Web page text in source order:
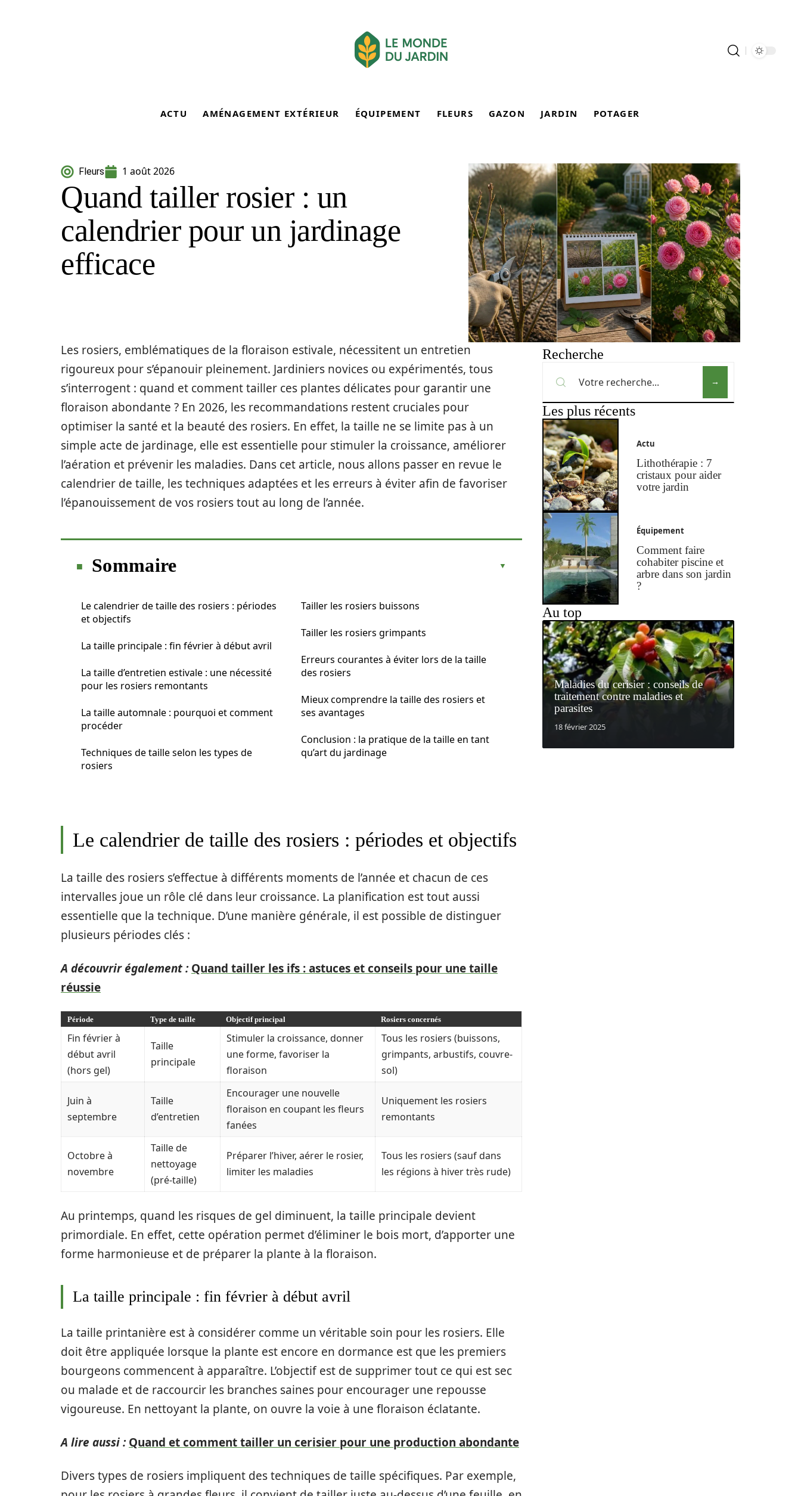
ACTU AMÉNAGEMENT EXTÉRIEUR ÉQUIPEMENT FLEURS GAZON JARDIN POTAGER
Fleurs 1 août 2026
Quand tailler rosier : un
calendrier pour un jardinage
efficace
Les rosiers, emblématiques de la floraison estivale, nécessitent un entretien
rigoureux pour s’épanouir pleinement. Jardiniers novices ou expérimentés, tous
s’interrogent : quand et comment tailler ces plantes délicates pour garantir une
floraison abondante ? En 2026, les recommandations restent cruciales pour
optimiser la santé et la beauté des rosiers. En effet, la taille ne se limite pas à un
simple acte de jardinage, elle est essentielle pour stimuler la croissance, améliorer
l’aération et prévenir les maladies. Dans cet article, nous allons passer en revue le
calendrier de taille, les techniques adaptées et les erreurs à éviter afin de favoriser
l’épanouissement de vos rosiers tout au long de l’année.
Sommaire
Le calendrier de taille des rosiers : périodes
et objectifs
La taille principale : fin février à début avril
La taille d’entretien estivale : une nécessité
pour les rosiers remontants
La taille automnale : pourquoi et comment
procéder
Techniques de taille selon les types de
rosiers
Tailler les rosiers buissons
Tailler les rosiers grimpants
Erreurs courantes à éviter lors de la taille
des rosiers
Mieux comprendre la taille des rosiers et
ses avantages
Conclusion : la pratique de la taille en tant
qu’art du jardinage
Le calendrier de taille des rosiers : périodes et objectifs
La taille des rosiers s’effectue à différents moments de l’année et chacun de ces
intervalles joue un rôle clé dans leur croissance. La planification est tout aussi
essentielle que la technique. D’une manière générale, il est possible de distinguer
plusieurs périodes clés :
A découvrir également : Quand tailler les ifs : astuces et conseils pour une taille
réussie
Période Type de taille Objectif principal Rosiers concernés
Fin février à
début avril
(hors gel)
Taille
principale
Stimuler la croissance, donner
une forme, favoriser la
floraison
Tous les rosiers (buissons,
grimpants, arbustifs, couvre-
sol)
Juin à
septembre
Taille
d’entretien
Encourager une nouvelle
floraison en coupant les fleurs
fanées
Uniquement les rosiers
remontants
Octobre à
novembre
Taille de
nettoyage
(pré-taille)
Préparer l’hiver, aérer le rosier,
limiter les maladies
Tous les rosiers (sauf dans
les régions à hiver très rude)
Au printemps, quand les risques de gel diminuent, la taille principale devient
primordiale. En effet, cette opération permet d’éliminer le bois mort, d’apporter une
forme harmonieuse et de préparer la plante à la floraison.
La taille principale : fin février à début avril
La taille printanière est à considérer comme un véritable soin pour les rosiers. Elle
doit être appliquée lorsque la plante est encore en dormance est que les premiers
bourgeons commencent à apparaître. L’objectif est de supprimer tout ce qui est sec
ou malade et de raccourcir les branches saines pour encourager une repousse
vigoureuse. En nettoyant la plante, on ouvre la voie à une floraison éclatante.
A lire aussi : Quand et comment tailler un cerisier pour une production abondante
Divers types de rosiers impliquent des techniques de taille spécifiques. Par exemple,
Recherche
Les plus récents
Actu
Lithothérapie : 7
cristaux pour aider
votre jardin
Équipement
Comment faire
cohabiter piscine et
arbre dans son jardin
?
Au top
Maladies du cerisier : conseils de
traitement contre maladies et
parasites
18 février 2025